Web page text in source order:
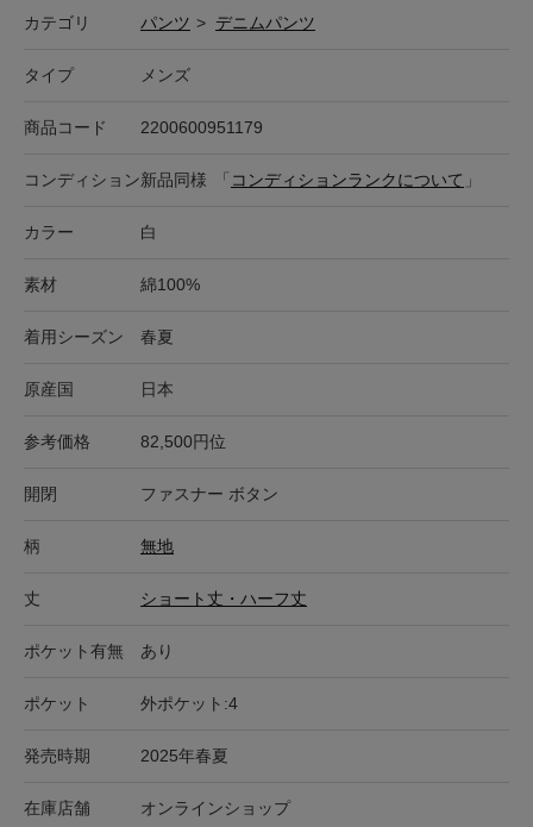
カテゴリ パンツ > デニムパンツ
タイプ メンズ
商品コード 2200600951179
コンディション新品同様 「 コンディションランクについて 」
カラー 白
素材 綿100%
着用シーズン 春夏
原産国 日本
参考価格 82,500円位
開閉 ファスナー ボタン
柄 無地
丈 ショート丈・ハーフ丈
ポケット有無 あり
ポケット 外ポケット:4
発売時期 2025年春夏
在庫店舗 オンラインショップ